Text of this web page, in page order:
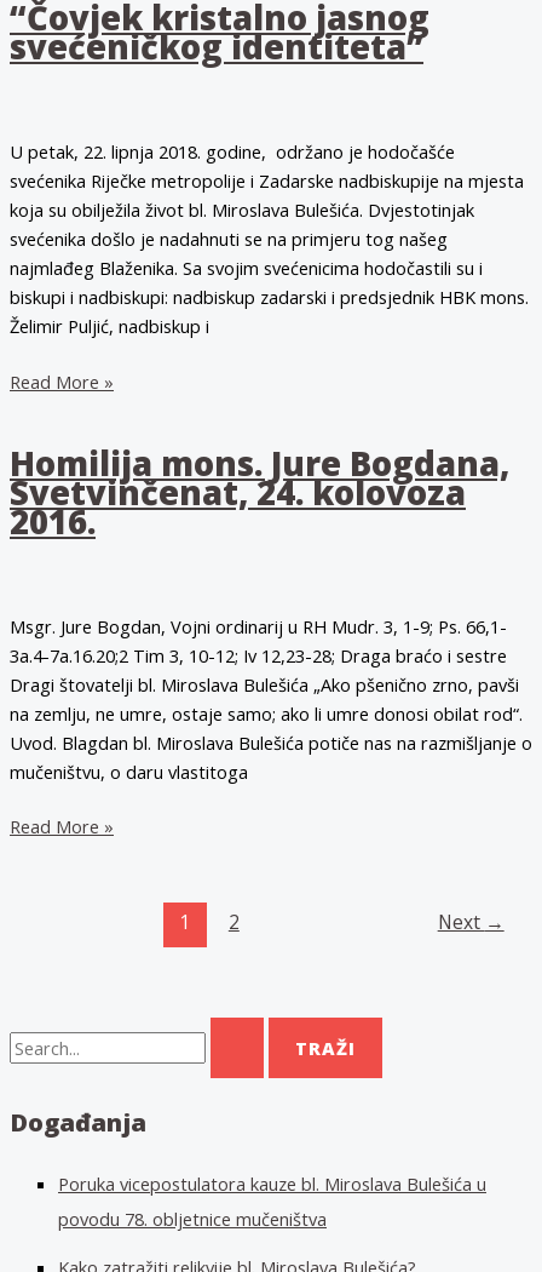
nam
je
“Čovjek kristalno jasnog
svećeničkog identiteta”
U petak, 22. lipnja 2018. godine, održano je hodočašće
svećenika Riječke metropolije i Zadarske nadbiskupije na mjesta
koja su obilježila život bl. Miroslava Bulešića. Dvjestotinjak
svećenika došlo je nadahnuti se na primjeru tog našeg
najmlađeg Blaženika. Sa svojim svećenicima hodočastili su i
biskupi i nadbiskupi: nadbiskup zadarski i predsjednik HBK mons.
Želimir Puljić, nadbiskup i
“Čovjek
svećeničkog
identiteta”
Read More »
Homilija mons. Jure Bogdana,
Svetvinčenat, 24. kolovoza
2016.
Msgr. Jure Bogdan, Vojni ordinarij u RH Mudr. 3, 1-9; Ps. 66,1-
3a.4-7a.16.20;2 Tim 3, 10-12; Iv 12,23-28; Draga braćo i sestre
Dragi štovatelji bl. Miroslava Bulešića „Ako pšenično zrno, pavši
na zemlju, ne umre, ostaje samo; ako li umre donosi obilat rod“.
Uvod. Blagdan bl. Miroslava Bulešića potiče nas na razmišljanje o
mučeništvu, o daru vlastitoga
Homilija
2016.
Read More »
1 2 Next →
T
r
ž
Događanja
Poruka vicepostulatora kauze bl. Miroslava Bulešića u
povodu 78. obljetnice mučeništva
Kako zatražiti relikvije bl. Miroslava Bulešića?